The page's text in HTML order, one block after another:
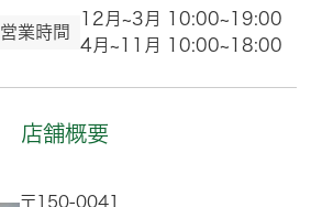
営業時間
12月~3月 10:00~19:00
4月~11月 10:00~18:00
店舗概要
〒150-0041